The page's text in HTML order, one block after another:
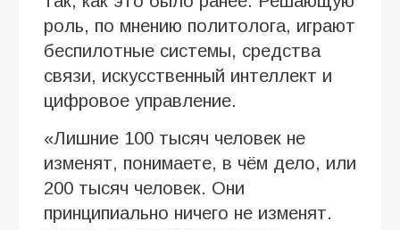
роль, по мнению политолога, играют
беспилотные системы, средства
связи, искусственный интеллект и
цифровое управление.
«Лишние 100 тысяч человек не
изменят, понимаете, в чём дело, или
200 тысяч человек. Они
принципиально ничего не изменят.